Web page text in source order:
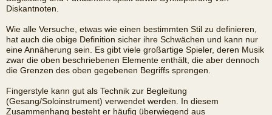
Diskantnoten.
Wie alle Versuche, etwas wie einen bestimmten Stil zu definieren,
hat auch die obige Definition sicher ihre Schwächen und kann nur
eine Annäherung sein. Es gibt viele großartige Spieler, deren Musik
zwar die oben beschriebenen Elemente enthält, die aber dennoch
die Grenzen des oben gegebenen Begriffs sprengen.
Fingerstyle kann gut als Technik zur Begleitung
(Gesang/Soloinstrument) verwendet werden. In diesem
Zusammenhang besteht er häufig überwiegend aus